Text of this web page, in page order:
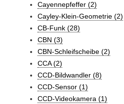
Cayennepfeffer (2)
Cayley-Klein-Geometrie (2)
CB-Funk (28)
CBN (3)
CBN-Schleifscheibe (2)
CCA (2)
CCD-Bildwandler (8)
CCD-Sensor (1)
CCD-Videokamera (1)